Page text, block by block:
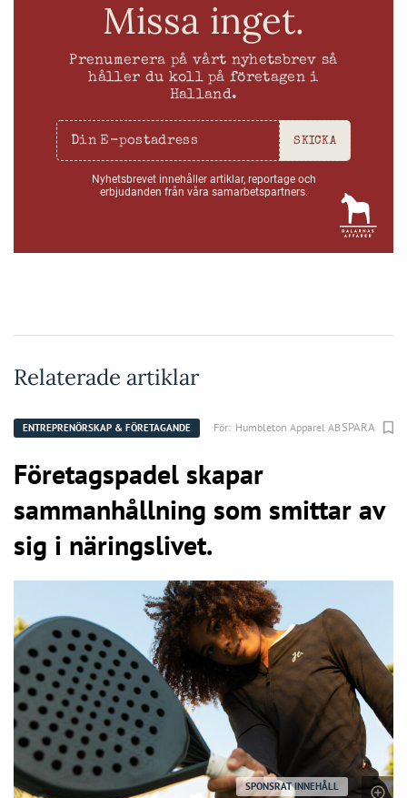
Missa inget.
Prenumerera på vårt nyhetsbrev så
håller du koll på företagen i
Halland.
SKICKA
Nyhetsbrevet innehåller artiklar, reportage och
erbjudanden från våra samarbetspartners.
Relaterade artiklar
ENTREPRENÖRSKAP & FÖRETAGANDE För: Humbleton Apparel ABSPARA
Företagspadel skapar
sammanhållning som smittar av
sig i näringslivet.
SPONSRAT INNEHÅLL